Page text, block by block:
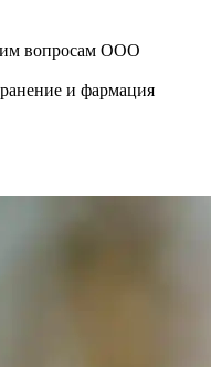
вопросам ООО
и фармация